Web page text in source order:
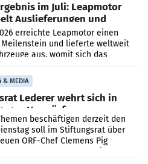
im Juli: Leapmotor
Auslieferungen und
die 100.000er-Marke
erreichte Leapmotor einen
und lieferte weltweit
aus, womit sich das
Juli 2025 mehr als
(+102
& MEDIA
Lederer wehrt sich in
Vorwürfe
beschäftigen derzeit den
soll im Stiftungsrat über
ORF-Chef Clemens Pig